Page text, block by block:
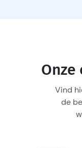
Vind
de